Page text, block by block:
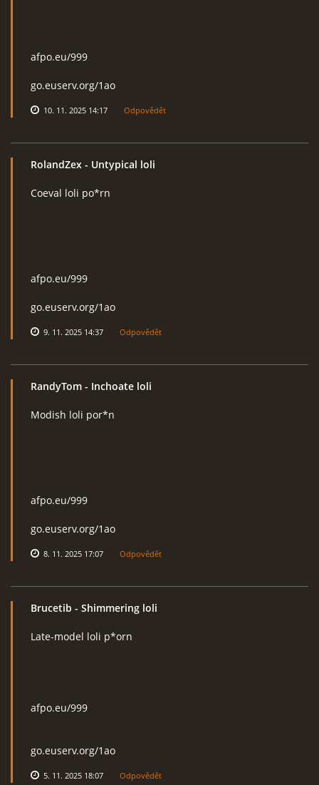
afpo.eu/999
go.euserv.org/1ao
10. 11. 2025 14:17 Odpovědět
RolandZex - Untypical loli
Coeval loli po*rn
afpo.eu/999
go.euserv.org/1ao
9. 11. 2025 14:37 Odpovědět
RandyTom - Inchoate loli
Modish loli por*n
afpo.eu/999
go.euserv.org/1ao
8. 11. 2025 17:07 Odpovědět
Brucetib - Shimmering loli
Late-model loli p*orn
afpo.eu/999
go.euserv.org/1ao
5. 11. 2025 18:07 Odpovědět